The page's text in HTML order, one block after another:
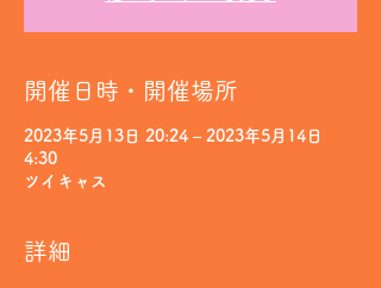
開催日時・開催場所
2023年5月13日 20:24 – 2023年5月14日
4:30
ツイキャス
詳細